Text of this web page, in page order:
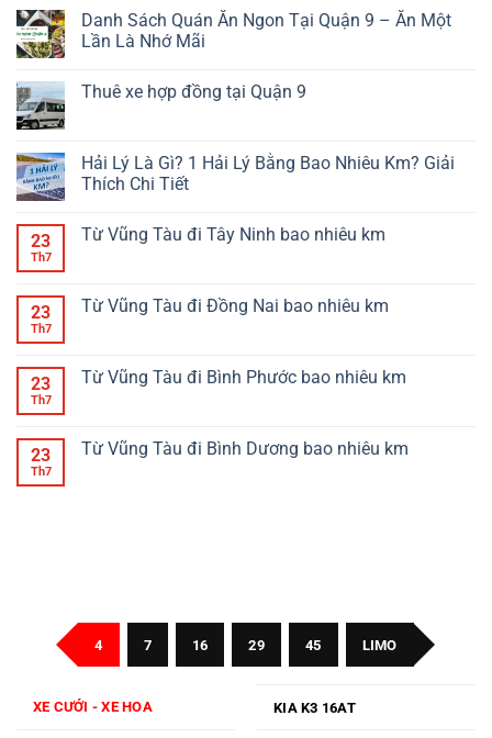
Danh Sách Quán Ăn Ngon Tại Quận 9 – Ăn Một
Lần Là Nhớ Mãi
Thuê xe hợp đồng tại Quận 9
Hải Lý Là Gì? 1 Hải Lý Bằng Bao Nhiêu Km? Giải
Thích Chi Tiết
23
Th7
Từ Vũng Tàu đi Tây Ninh bao nhiêu km
23
Th7
Từ Vũng Tàu đi Đồng Nai bao nhiêu km
23
Th7
Từ Vũng Tàu đi Bình Phước bao nhiêu km
23
Th7
Từ Vũng Tàu đi Bình Dương bao nhiêu km
4 7 16 29 45 LIMO
XE CƯỚI - XE HOA KIA K3 16AT